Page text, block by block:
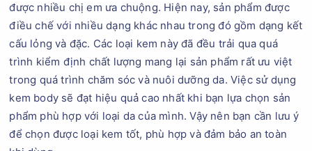
được nhiều chị em ưa chuộng. Hiện nay, sản phẩm được
điều chế với nhiều dạng khác nhau trong đó gồm dạng kết
cấu lỏng và đặc. Các loại kem này đã đều trải qua quá
trình kiểm định chất lượng mang lại sản phẩm rất ưu việt
trong quá trình chăm sóc và nuôi dưỡng da. Việc sử dụng
kem body sẽ đạt hiệu quả cao nhất khi bạn lựa chọn sản
phẩm phù hợp với loại da của mình. Vậy nên bạn cần lưu ý
để chọn được loại kem tốt, phù hợp và đảm bảo an toàn